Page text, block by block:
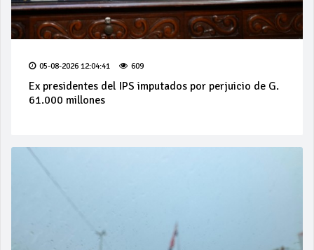
05-08-2026 12:04:41 609
Ex presidentes del IPS imputados por perjuicio de G.
61.000 millones